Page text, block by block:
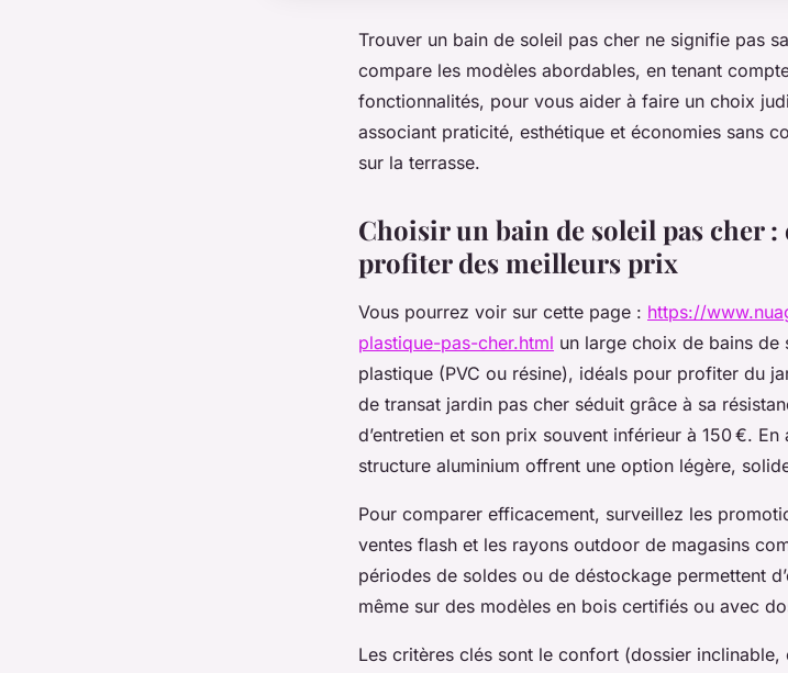
Trouver un bain de soleil pas cher ne signifie pas
compare les modèles abordables, en tenant
fonctionnalités, pour vous aider à faire un choix
associant praticité, esthétique et économies sans
sur la terrasse.
Choisir un bain de soleil pas cher
profiter des meilleurs prix
Vous pourrez voir sur cette page : https://
plastique-pas-cher.html un large choix de bains
plastique (PVC ou résine), idéals pour profiter du
de transat jardin pas cher séduit grâce à sa
d’entretien et son prix souvent inférieur à 150 €.
structure aluminium offrent une option légère,
Pour comparer efficacement, surveillez les
ventes flash et les rayons outdoor de magasins
périodes de soldes ou de déstockage permettent
même sur des modèles en bois certifiés ou avec
Les critères clés sont le confort (dossier inclinable,